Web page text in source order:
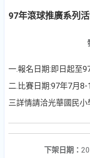
97年滾球推廣系列
一.報名日期:即日起至
二.比賽日期:97年7月8-
三詳情請洽光華國民小
下架日期：